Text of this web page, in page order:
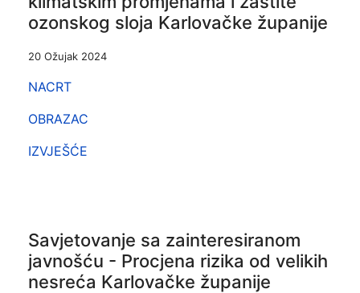
ozonskog sloja Karlovačke županije
20 Ožujak 2024
NACRT
OBRAZAC
IZVJEŠĆE
Savjetovanje sa zainteresiranom
javnošću - Procjena rizika od velikih
nesreća Karlovačke županije